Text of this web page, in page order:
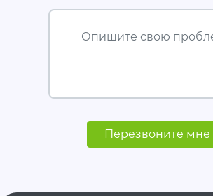
Опишите свою проблему
Перезвоните мне